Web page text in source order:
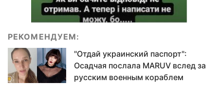
РЕКОМЕНДУЕМ:
"Отдай украинский паспорт":
Осадчая послала MARUV вслед за
русским военным кораблем